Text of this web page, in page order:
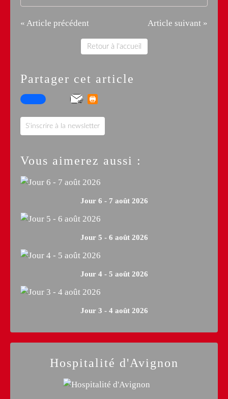
« Article précédent Article suivant »
Retour à l'accueil
Partager cet article
S'inscrire à la newsletter
Vous aimerez aussi :
Jour 6 - 7 août 2026
Jour 5 - 6 août 2026
Jour 4 - 5 août 2026
Jour 3 - 4 août 2026
Hospitalité d'Avignon